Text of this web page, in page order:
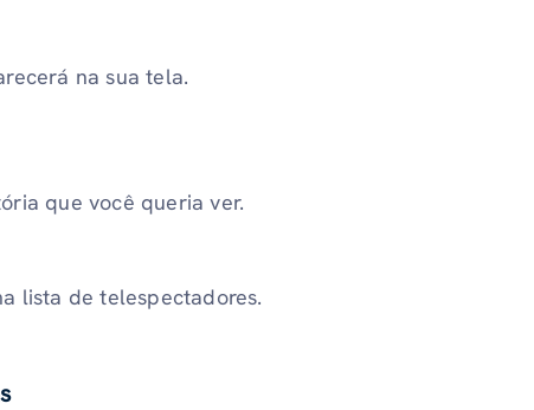
na sua tela.
que você queria ver.
lista de telespectadores.